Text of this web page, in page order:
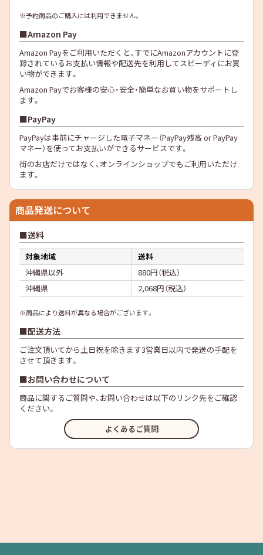
※予約商品のご購入には利用できません。
Amazon Pay
Amazon Payをご利用いただくと、すでにAmazonアカウントに登
録されているお支払い情報や配送先を利用してスピーディにお買
い物ができます。
Amazon Payでお客様の安心・安全・簡単なお買い物をサポートし
ます。
PayPay
PayPayは事前にチャージした電子マネー（PayPay残高 or PayPay
マネー）を使ってお支払いができるサービスです。
街のお店だけではなく、オンラインショップでもご利用いただけ
ます。
商品発送について
送料
対象地域
送料
沖縄県以外
880円（税込）
沖縄県
2,068円（税込）
※商品により送料が異なる場合がございます。
配送方法
ご注文頂いてから土日祝を除きます3営業日以内で発送の手配を
させて頂きます。
お問い合わせについて
商品に関するご質問や、お問い合わせは以下のリンク先をご確認
ください。
よくあるご質問